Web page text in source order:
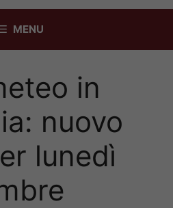
MENU
in
nuovo
lunedì